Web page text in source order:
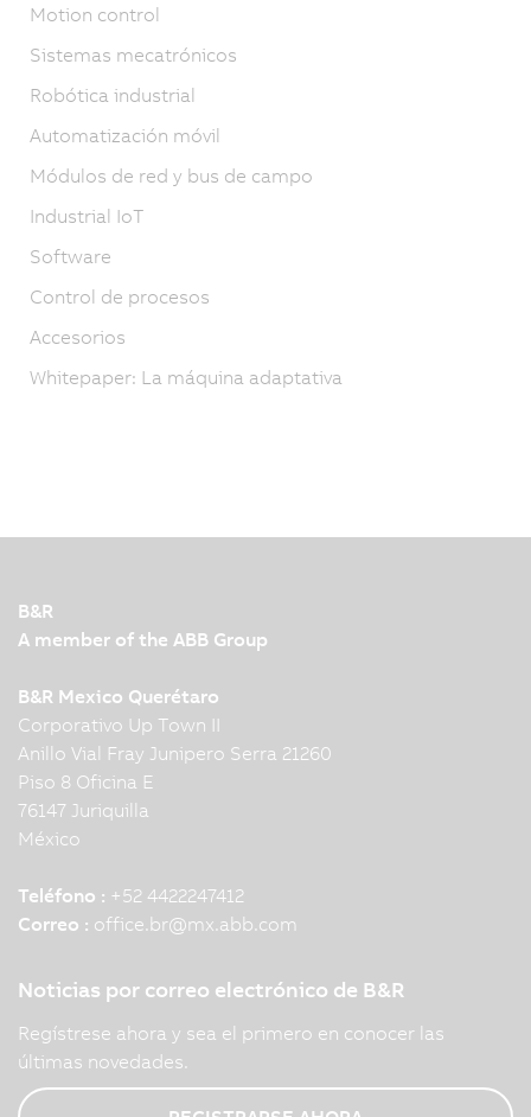
Motion control
Sistemas mecatrónicos
Robótica industrial
Automatización móvil
Módulos de red y bus de campo
Industrial IoT
Software
Control de procesos
Accesorios
Whitepaper: La máquina adaptativa
B&R
A member of the ABB Group
B&R Mexico Querétaro
Corporativo Up Town II
Anillo Vial Fray Junipero Serra 21260
Piso 8 Oficina E
76147 Juriquilla
México
Teléfono : +52 4422247412
Correo : office.br@mx.abb.com
Noticias por correo electrónico de B&R
Regístrese ahora y sea el primero en conocer las
últimas novedades.